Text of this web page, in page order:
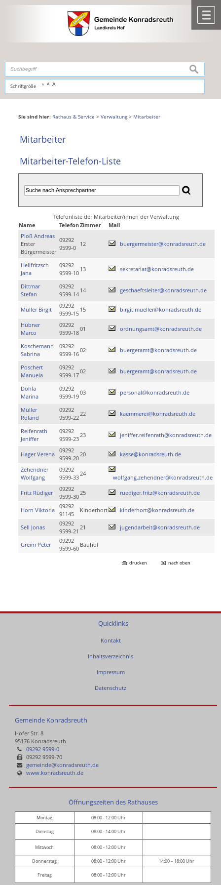
,zur Navigationoderzur Startseitespringen.
Schriftgröße A A A
suchen
Sie sind hier: Rathaus & Service > Verwaltung> Mitarbeiter
Mitarbeiter
Mitarbeiter-Telefon-Liste
Telefonliste der Mitarbeiter/innen der Verwaltung
Name
TelefonZimmer
Mail
Ploß Andreas
Erster
Bürgermeister
09292
9599-0
12 buergermeister@konradsreuth.de
Hellfritzsch
Jana
09292
9599-10
13 sekretariat@konradsreuth.de
Dittmar
Stefan
09292
9599-14
14 geschaeftsleiter@konradsreuth.de
Müller Birgit
09292
9599-15
15 birgit.mueller@konradsreuth.de
Hübner
Marco
09292
9599-18
01 ordnungsamt@konradsreuth.de
Koschemann
Sabrina
09292
9599-16
02 buergeramt@konradsreuth.de
Poschert
Manuela
09292
9599-17
02 buergeramt@konradsreuth.de
Döhla
Marina
09292
9599-19
03 personal@konradsreuth.de
Müller
Roland
09292
9599-22
22 kaemmerei@konradsreuth.de
Reifenrath
Jeniffer
09292
9599-23
23 jeniffer.reifenrath@konradsreuth.de
Hager Verena
09292
9599-20
20 kasse@konradsreuth.de
Zehendner
Wolfgang
09292
9599-33
24
wolfgang.zehendner@konradsreuth.de
Fritz Rüdiger
09292
9599-30
25 ruediger.fritz@konradsreuth.de
Horn Viktoria
09292
91145
Kinderhort kinderhort@konradsreuth.de
Sell Jonas
09292
9599-21
21 jugendarbeit@konradsreuth.de
Greim Peter
09292
9599-60
Bauhof
drucken nach oben
Quicklinks
Kontakt
Inhaltsverzeichnis
Impressum
Datenschutz
Gemeinde Konradsreuth
Hofer Str. 8
95176 Konradsreuth
09292 9599-0
09292 9599-70
gemeinde@konradsreuth.de
www.konradsreuth.de
Öffnungszeiten des Rathauses
Montag 08:00 - 12:00 Uhr
Dienstag 08:00 - 14:00 Uhr
Mittwoch 08:00 - 12:00 Uhr
Donnerstag 08:00 - 12:00 Uhr 14:00 – 18:00 Uhr
Freitag 08:00 - 12:00 Uhr